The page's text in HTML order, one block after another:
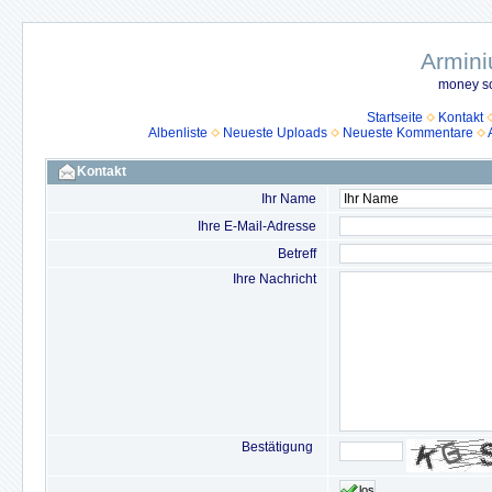
money
Startseite
Kontakt
Albenliste
Neueste Uploads Neueste Kommentare
Kontakt
Ihr Name
Ihre E-Mail-Adresse
Betreff
Ihre Nachricht
Bestätigung